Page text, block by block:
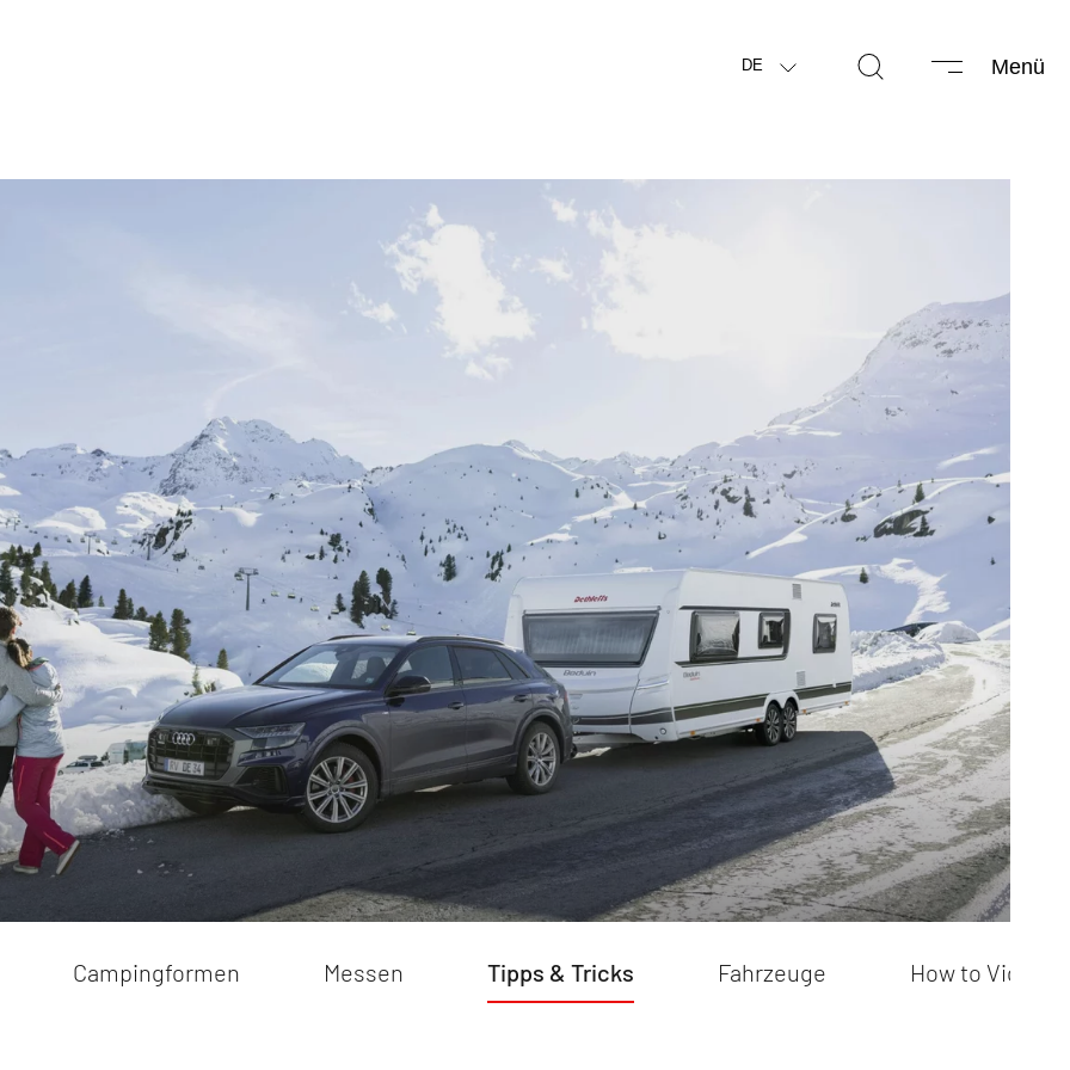
DE Menü
TIPPS & TRICKS
Rechtliche Fragen
Frühlingstipps
Sommercamping
Einsteiger Tipps
Sicher und smart unterwegs:
praktisches Zubehör für einen
sicheren Campingurlaub
Mit dem Wohnmobil ins Paradies:
Roadtrip nach Sardinien -Teil 1
Campingformen Messen Tipps & Tricks Fahrzeuge How to Videos